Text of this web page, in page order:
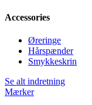
Accessories
Øreringe
Hårspænder
Smykkeskrin
Se alt indretning
Mærker